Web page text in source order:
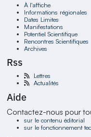
À l'affiche
Informations régionales
Dates Limites
Manifestations
Potentiel Scientifique
Rencontres Scientifiques
Archives
Rss
Lettres
Actualités
Aide
Contactez-nous pour
sur le contenu éditorial
sur le fonctionnement